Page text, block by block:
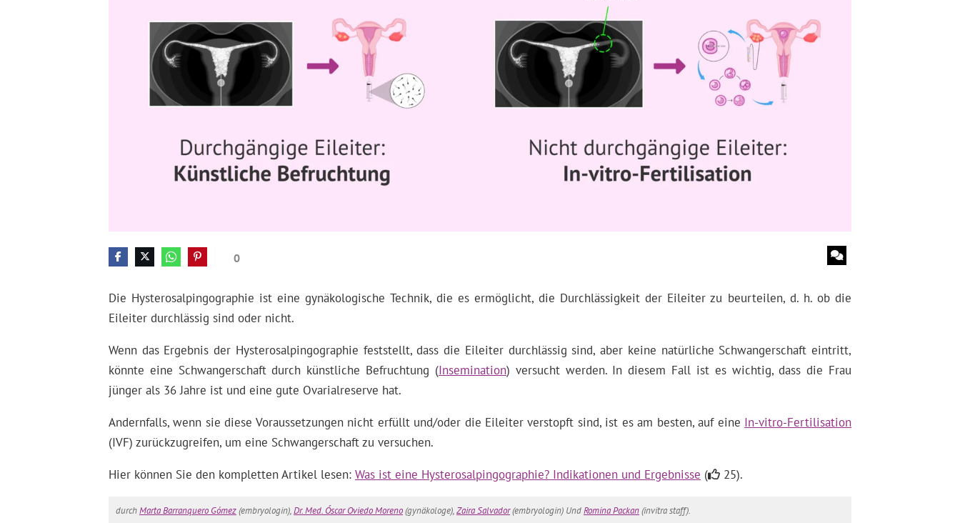
0
Die Hysterosalpingographie ist eine gynäkologische Technik, die es ermöglicht, die Durchlässigkeit der Eileiter zu beurteilen, d. h. ob die
Eileiter durchlässig sind oder nicht.
Wenn das Ergebnis der Hysterosalpingographie feststellt, dass die Eileiter durchlässig sind, aber keine natürliche Schwangerschaft eintritt,
könnte eine Schwangerschaft durch künstliche Befruchtung (Insemination) versucht werden. In diesem Fall ist es wichtig, dass die Frau
jünger als 36 Jahre ist und eine gute Ovarialreserve hat.
Andernfalls, wenn sie diese Voraussetzungen nicht erfüllt und/oder die Eileiter verstopft sind, ist es am besten, auf eine In-vitro-Fertilisation
(IVF) zurückzugreifen, um eine Schwangerschaft zu versuchen.
Hier können Sie den kompletten Artikel lesen: Was ist eine Hysterosalpingographie? Indikationen und Ergebnisse ( 25).
durchMarta Barranquero Gómez(embryologin),Dr. Med. Óscar Oviedo Moreno(gynäkologe),Zaira Salvador(embryologin) UndRomina Packan(invitra staff).